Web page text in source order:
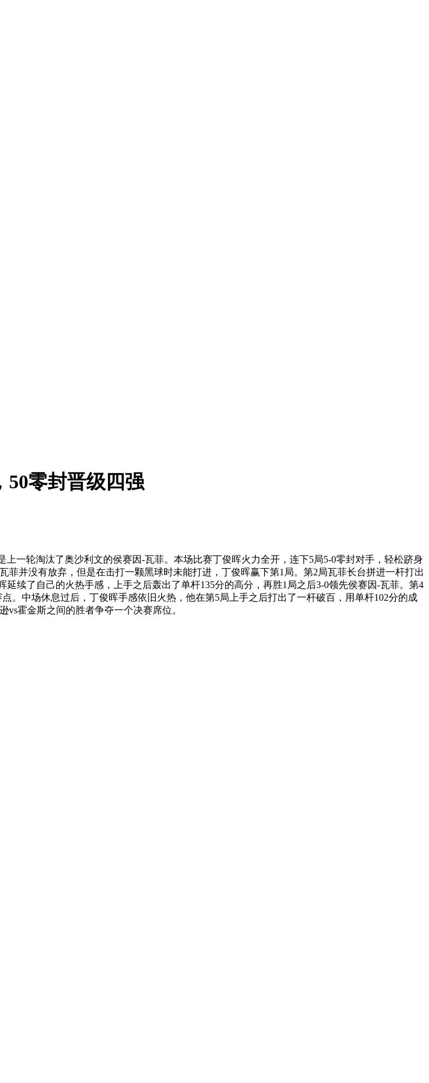
50零封晋级四强
一轮淘汰了奥沙利文的侯赛因-瓦菲。本场比赛丁俊晖火力全开，连下5局5-0零封对手，轻松跻身
并没有放弃，但是在击打一颗黑球时未能打进，丁俊晖赢下第1局。第2局瓦菲长台拼进一杆打出
续了自己的火热手感，上手之后轰出了单杆135分的高分，再胜1局之后3-0领先侯赛因-瓦菲。第4
。中场休息过后，丁俊晖手感依旧火热，他在第5局上手之后打出了一杆破百，用单杆102分的成
霍金斯之间的胜者争夺一个决赛席位。